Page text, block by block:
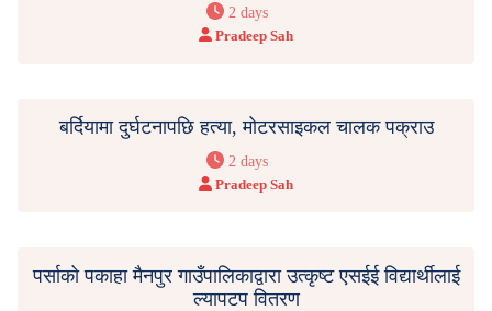
2 days
Pradeep Sah
बर्दियामा दुर्घटनापछि हत्या, मोटरसाइकल चालक पक्राउ
2 days
Pradeep Sah
पर्साको पकाहा मैनपुर गाउँपालिकाद्वारा उत्कृष्ट एसईई विद्यार्थीलाई
ल्यापटप वितरण